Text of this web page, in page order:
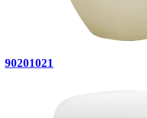
90201021